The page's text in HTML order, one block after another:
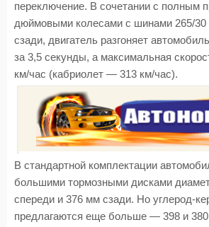
переключение. В сочетании с полным
дюймовыми колесами с шинами 265/30
сзади, двигатель разгоняет
за 3,5 секунды, а максимальная
км/час (кабриолет — 313 км/час).
В стандартной комплектации
большими тормозными дисками
спереди и 376 мм сзади. Но углерод-
предлагаются еще больше — 398 и